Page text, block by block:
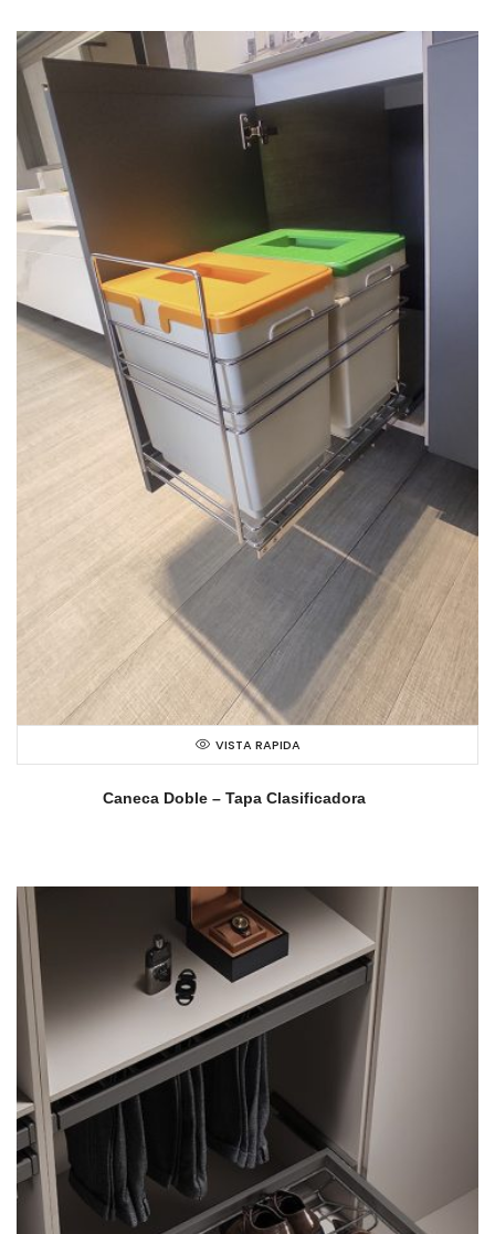
VISTA RAPIDA
Caneca Doble – Tapa Clasificadora